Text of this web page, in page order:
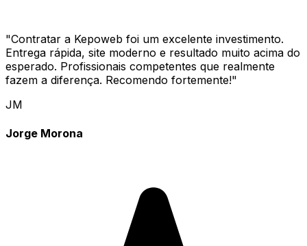
"Contratar a Kepoweb foi um excelente investimento.
Entrega rápida, site moderno e resultado muito acima do
esperado. Profissionais competentes que realmente
fazem a diferença. Recomendo fortemente!"
JM
Jorge Morona